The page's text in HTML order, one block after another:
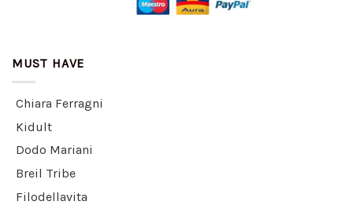
MUST HAVE
Chiara Ferragni
Kidult
Dodo Mariani
Breil Tribe
Filodellavita